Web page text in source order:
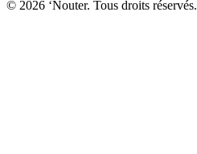
© 2026 ‘Nouter. Tous droits réservés.